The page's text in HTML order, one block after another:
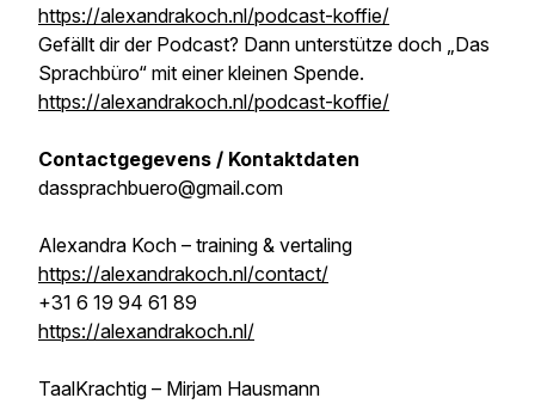
https://alexandrakoch.nl/podcast-koffie/
Gefällt dir der Podcast? Dann unterstütze doch „Das
Sprachbüro“ mit einer kleinen Spende.
https://alexandrakoch.nl/podcast-koffie/
Contactgegevens / Kontaktdaten
dassprachbuero@gmail.com
Alexandra Koch – training & vertaling
https://alexandrakoch.nl/contact/
+31 6 19 94 61 89
https://alexandrakoch.nl/
TaalKrachtig – Mirjam Hausmann